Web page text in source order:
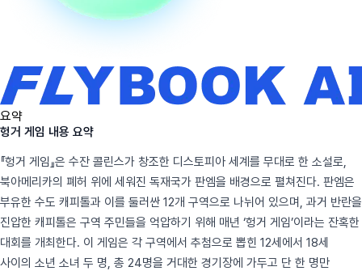
요약
헝거 게임 내용 요약
『헝거 게임』은 수잔 콜린스가 창조한 디스토피아 세계를 무대로 한 소설로,
북아메리카의 폐허 위에 세워진 독재국가 판엠을 배경으로 펼쳐진다. 판엠은
부유한 수도 캐피톨과 이를 둘러싼 12개 구역으로 나뉘어 있으며, 과거 반란을
진압한 캐피톨은 구역 주민들을 억압하기 위해 매년 ‘헝거 게임’이라는 잔혹한
대회를 개최한다. 이 게임은 각 구역에서 추첨으로 뽑힌 12세에서 18세
사이의 소년 소녀 두 명, 총 24명을 거대한 경기장에 가두고 단 한 명만